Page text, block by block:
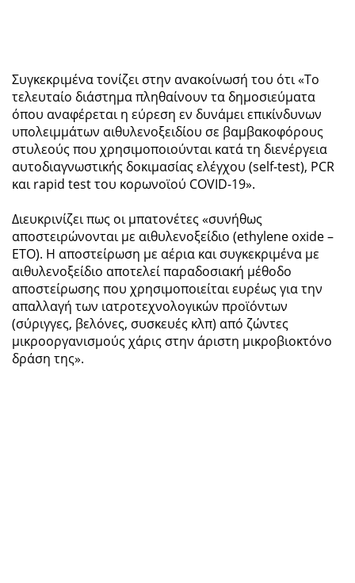
Συγκεκριμένα τονίζει στην ανακοίνωσή του ότι «Το
τελευταίο διάστημα πληθαίνουν τα δημοσιεύματα
όπου αναφέρεται η εύρεση εν δυνάμει επικίνδυνων
υπολειμμάτων αιθυλενοξειδίου σε βαμβακοφόρους
στυλεούς που χρησιμοποιούνται κατά τη διενέργεια
αυτοδιαγνωστικής δοκιμασίας ελέγχου (self-test), PCR
και rapid test του κορωνοϊού COVID-19».
Διευκρινίζει πως οι μπατονέτες «συνήθως
αποστειρώνονται με αιθυλενοξείδιο (ethylene oxide –
ETO). Η αποστείρωση με αέρια και συγκεκριμένα με
αιθυλενοξείδιο αποτελεί παραδοσιακή μέθοδο
αποστείρωσης που χρησιμοποιείται ευρέως για την
απαλλαγή των ιατροτεχνολογικών προϊόντων
(σύριγγες, βελόνες, συσκευές κλπ) από ζώντες
μικροοργανισμούς χάρις στην άριστη μικροβιοκτόνο
δράση της».